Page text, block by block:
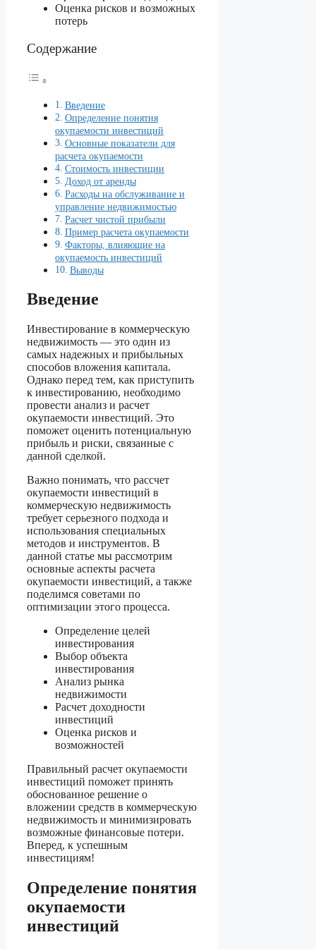
Оценка рисков и возможных
потерь
Содержание
Введение
Определение понятия
окупаемости инвестиций
Основные показатели для
расчета окупаемости
Стоимость инвестиции
Доход от аренды
Расходы на обслуживание и
управление недвижимостью
Расчет чистой прибыли
Пример расчета окупаемости
Факторы, влияющие на
окупаемость инвестиций
Выводы
Введение
Инвестирование в коммерческую
недвижимость — это один из
самых надежных и прибыльных
способов вложения капитала.
Однако перед тем, как приступить
к инвестированию, необходимо
провести анализ и расчет
окупаемости инвестиций. Это
поможет оценить потенциальную
прибыль и риски, связанные с
данной сделкой.
Важно понимать, что рассчет
окупаемости инвестиций в
коммерческую недвижимость
требует серьезного подхода и
использования специальных
методов и инструментов. В
данной статье мы рассмотрим
основные аспекты расчета
окупаемости инвестиций, а также
поделимся советами по
оптимизации этого процесса.
Определение целей
инвестирования
Выбор объекта
инвестирования
Анализ рынка
недвижимости
Расчет доходности
инвестиций
Оценка рисков и
возможностей
Правильный расчет окупаемости
инвестиций поможет принять
обоснованное решение о
вложении средств в коммерческую
недвижимость и минимизировать
возможные финансовые потери.
Вперед, к успешным
инвестициям!
Определение понятия
окупаемости
инвестиций